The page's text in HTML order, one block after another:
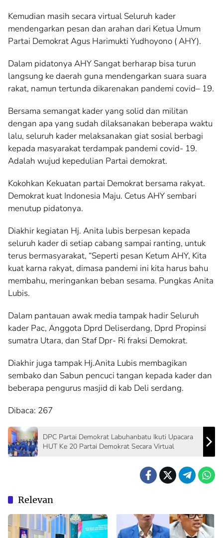
Kemudian masih secara virtual Seluruh kader
mendengarkan pesan dan arahan dari Ketua Umum
Partai Demokrat Agus Harimukti Yudhoyono ( AHY).
Dalam pidatonya AHY Sangat berharap bisa turun
langsung ke daerah guna mendengarkan suara suara
rakat, namun tertunda dikarenakan pandemi covid– 19.
Bersama semangat kader yang solid dan militan
dengan apa yang sudah dilaksanakan beberapa waktu
lalu, seluruh kader melaksanakan giat sosial berbagi
kepada masyarakat terdampak pandemi covid- 19.
Adalah wujud kepedulian Partai demokrat.
Kokohkan Kekuatan partai Demokrat bersama rakyat.
Demokrat kuat Indonesia Maju. Cetus AHY sembari
menutup pidatonya.
Diakhir kegiatan Hj. Anita lubis berpesan kepada
seluruh kader di setiap cabang sampai ranting, untuk
terus bermasyarakat, “Seperti pesan Ketum AHY, Kita
kuat karna rakyat, dimasa pandemi ini kita harus bahu
membahu, meringankan beban sesama. Pungkas Anita
Lubis.
Dalam pantauan awak media tampak hadir Seluruh
kader Pac, Anggota Dprd Deliserdang, Dprd Propinsi
sumatra Utara, dan Staf Dpr- Ri fraksi Demokrat.
Diakhir juga tampak Hj.Anita Lubis membagikan
sembako dan Sabun pencuci tangan kepada kader dan
beberapa pengurus masjid di kab Deli serdang.
Dibaca: 267
DPC Partai Demokrat Labuhanbatu Ikuti Upacara
HUT Ke 20 Partai Demokrat Secara Virtual
Relevan